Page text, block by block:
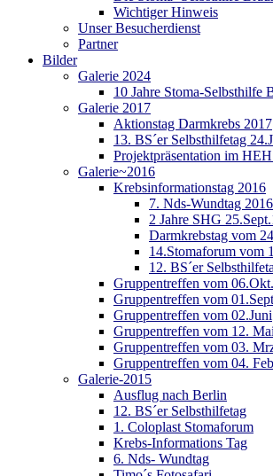
Wichtiger Hinweis
Unser Besucherdienst
Partner
Bilder
Galerie 2024
10 Jahre Stoma-Selbsthilfe
Galerie 2017
Aktionstag Darmkrebs 2017
13. BS´er Selbsthilfetag
Projektpräsentation im
Galerie~2016
Krebsinformationstag 2016
7. Nds-Wundtag 2016
2 Jahre SHG
Darmkrebstag vom
14.Stomaforum vom
12. BS´er
Gruppentreffen vom
Gruppentreffen vom
Gruppentreffen vom 02.Juni
Gruppentreffen vom 12. Mai
Gruppentreffen vom 03.
Gruppentreffen vom 04.
Galerie-2015
Ausflug nach Berlin
12. BS´er Selbsthilfetag
1. Coloplast Stomaforum
Krebs-Informations Tag
6. Nds- Wundtag